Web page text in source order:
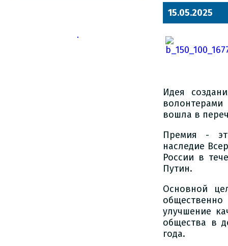
15.05.2025
Идея
вошла в
Премия -
наследие
России в
Путин.
Основной
улучшение
общества в
года.